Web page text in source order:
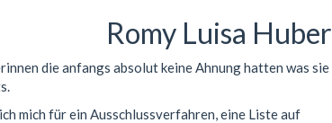
Romy Luisa Huber
die anfangs absolut keine Ahnung hatten was sie
mich für ein Ausschlussverfahren, eine Liste auf